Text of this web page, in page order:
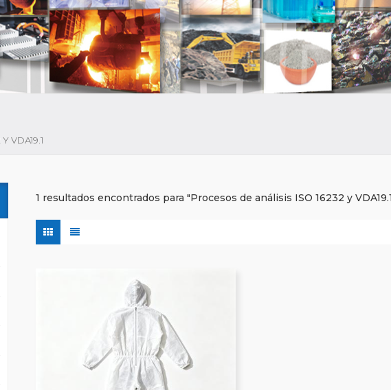
VDA19.1
1 resultados encontrados para "Procesos de análisis ISO 16232 y